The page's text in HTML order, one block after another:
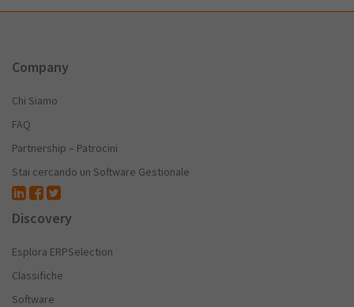
Company
Chi Siamo
FAQ
Partnership – Patrocini
Stai cercando un Software Gestionale
Discovery
Esplora ERPSelection
Classifiche
Software